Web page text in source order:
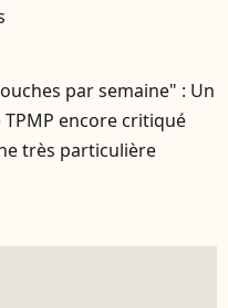
par semaine" : Un
encore critiqué
très particulière